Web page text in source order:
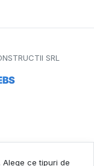
SRL
Alege ce tipuri de